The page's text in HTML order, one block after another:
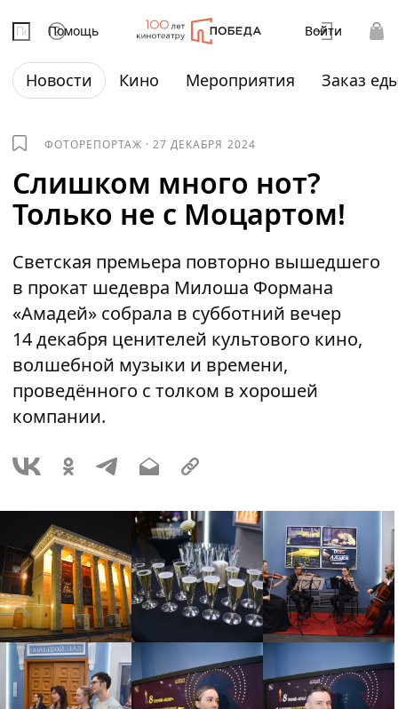
Помощь Войти
Новости Кино Мероприятия Заказ
ФОТОРЕПОРТАЖ ·27 ДЕКАБРЯ 2024
Слишком много нот?
Только не с Моцартом!
Светская премьера повторно вышедшего
в прокат шедевра Милоша Формана
«Амадей» собрала в субботний вечер
14 декабря ценителей культового кино,
волшебной музыки и времени,
проведённого с толком в хорошей
компании.